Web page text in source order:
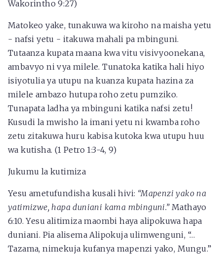
Wakorintho 9:27)
Matokeo yake, tunakuwa wa kiroho na maisha yetu
- nafsi yetu - itakuwa mahali pa mbinguni.
Tutaanza kupata maana kwa vitu visivyoonekana,
ambavyo ni vya milele. Tunatoka katika hali hiyo
isiyotulia ya utupu na kuanza kupata hazina za
milele ambazo hutupa roho zetu pumziko.
Tunapata ladha ya mbinguni katika nafsi zetu!
Kusudi la mwisho la imani yetu ni kwamba roho
zetu zitakuwa huru kabisa kutoka kwa utupu huu
wa kutisha. (1 Petro 1:3-4, 9)
Jukumu la kutimiza
Yesu ametufundisha kusali hivi: “Mapenzi yako na
yatimizwe, hapa duniani kama mbinguni.” Mathayo
6:10. Yesu alitimiza maombi haya alipokuwa hapa
duniani. Pia alisema Alipokuja ulimwenguni, “…
Tazama, nimekuja kufanya mapenzi yako, Mungu.”